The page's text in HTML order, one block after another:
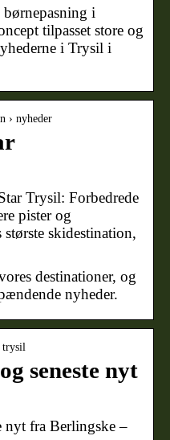
i
tilpasset store og
i Trysil i
› nyheder
Trysil: Forbedrede
pister og
skidestination,
destinationer, og
nyheder.
trysil
seneste nyt
nyt fra Berlingske –